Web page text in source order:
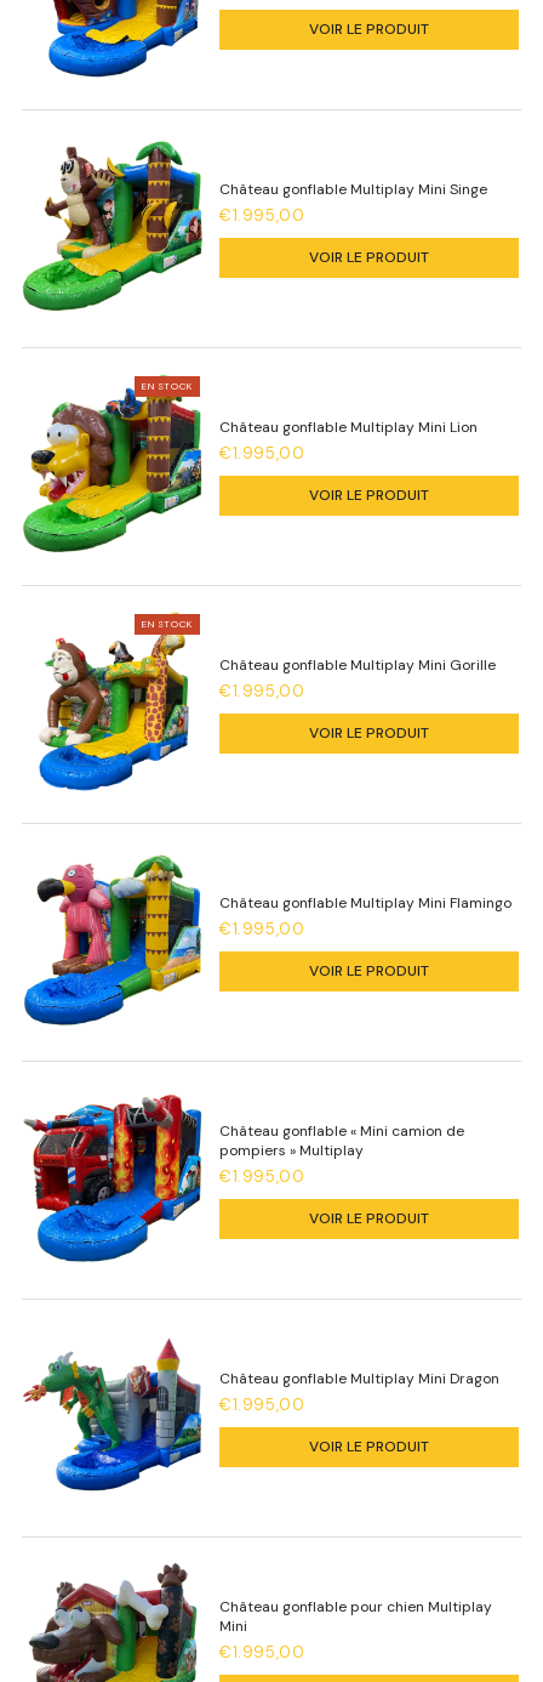
VOIR LE PRODUIT
Château gonflable Multiplay Mini Singe
€1.995,00
VOIR LE PRODUIT
EN STOCK
Château gonflable Multiplay Mini Lion
€1.995,00
VOIR LE PRODUIT
EN STOCK
Château gonflable Multiplay Mini Gorille
€1.995,00
VOIR LE PRODUIT
Château gonflable Multiplay Mini Flamingo
€1.995,00
VOIR LE PRODUIT
Château gonflable « Mini camion de
pompiers » Multiplay
€1.995,00
VOIR LE PRODUIT
Château gonflable Multiplay Mini Dragon
€1.995,00
VOIR LE PRODUIT
Château gonflable pour chien Multiplay
Mini
€1.995,00